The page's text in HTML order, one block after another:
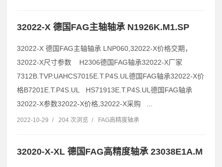
32022-X 德国FAG主轴轴承 N1926K.M1.SP
32022-X 德国FAG主轴轴承 LNP060,32022-X价格交期，
32022-X尺寸参数 H2306德国FAG轴承32022-X厂家
7312B.TVP.UAHCS7015E.T.P4S.UL德国FAG轴承32022-X价
格B7201E.T.P4S.UL HS71913E.T.P4S.UL德国FAG轴承
32022-X参数32022-X价格,32022-X采购 ...
2022-10-29 / 204 次浏览 / FAG高精度轴承
32020-X-XL 德国FAG高精度轴承 23038E1A.M